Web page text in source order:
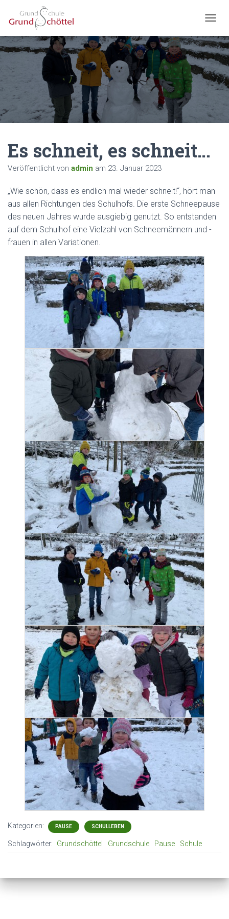
A
V
I
G
A
T
N
U
T
E
Es schneit, es schneit…
Veröffentlicht von admin am 23. Januar 2023
„Wie schön, dass es endlich mal wieder schneit!“, hört man
aus allen Richtungen des Schulhofs. Die erste Schneepause
des neuen Jahres wurde ausgiebig genutzt. So entstanden
auf dem Schulhof eine Vielzahl von Schneemännern und -
frauen in allen Variationen.
Kategorien: PAUSE SCHULLEBEN
Schlagwörter: Grundschöttel Grundschule Pause Schule